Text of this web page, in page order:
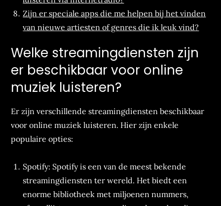
Zijn er speciale apps die me helpen bij het vinden
van nieuwe artiesten of genres die ik leuk vind?
Welke streamingdiensten zijn
er beschikbaar voor online
muziek luisteren?
Er zijn verschillende streamingdiensten beschikbaar
voor online muziek luisteren. Hier zijn enkele
populaire opties:
Spotify: Spotify is een van de meest bekende
streamingdiensten ter wereld. Het biedt een
enorme bibliotheek met miljoenen nummers,